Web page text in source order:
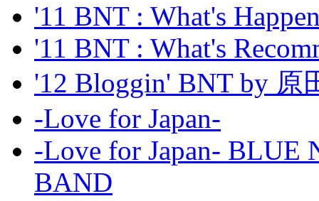
'11 BNT : What's
'11 BNT : What's
'12 Bloggin' BNT by 原
-Love for Japan-
-Love for Japan- BLUE
BAND